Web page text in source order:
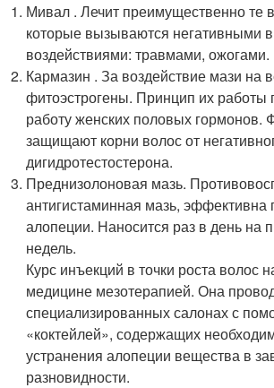
Мивал . Лечит преимущественно те
которые вызываются негативными
воздействиями: травмами, ожогами.
Кармазин . За воздействие мази на
фитоэстрогены. Принцип их работы
работу женских половых гормонов.
защищают корни волос от
дигидротестостерона.
Преднизолоновая мазь.
антигистаминная мазь, эффективна
алопеции. Наносится раз в день на
недель.
Курс инъекций в точки роста волос
медицине мезотерапией. Она
специализированных салонах с
«коктейлей», содержащих
устранения алопеции вещества в
разновидности.